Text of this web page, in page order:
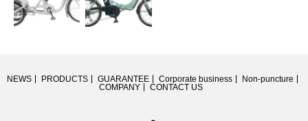
NEWS PRODUCTS GUARANTEE Corporate business
Non-puncture
COMPANY
CONTACT US